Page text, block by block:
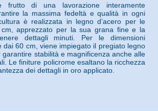
frutto di una lavorazione interamente
la massima fedeltà e qualità in ogni
è realizzata in legno d’acero per le
apprezzato per la sua grana fine e la
dettagli minuti. Per le dimensioni
dai 60 cm, viene impiegato il pregiato legno
garantire stabilità e magnificenza anche alle
Le finiture policrome esaltano la ricchezza
dei dettagli in oro applicato.